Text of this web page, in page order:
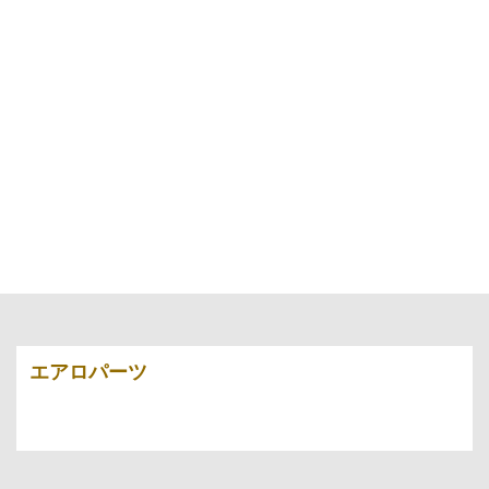
エアロパーツ